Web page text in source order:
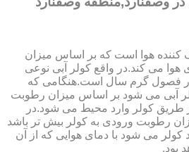
کننده هوا است که بر اساس میزان
می کند.در واقع کولر آبی نوعی
در فصول گرم سال است.هنگامی که
آبی می شود بر اساس میزان رطوبت
طریق کولر وارد محیط می شود.در
رطوبت ورودی به کولر بیش تر باشد
کولر می شود با دمای هوایی که از آن
بود.